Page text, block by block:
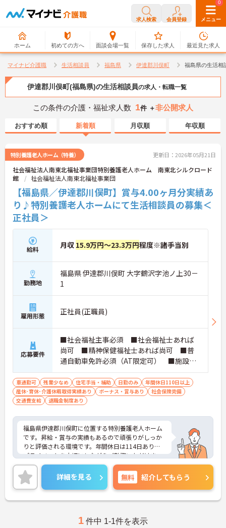
求人検索 会員登録 メニュー
ホーム 初めての方へ 面談会場一覧
0
保存した求人
0
最近見た求人
マイナビ介護職 生活相談員 福島県 伊達郡川俣町 福島県の生活相
伊達郡川俣町(福島県)の生活相談員の求人・転職一覧
この条件の介護・福祉求人数 1件 ＋非公開求人
おすすめ順 新着順 月収順 年収順
特別養護老人ホーム（特養） 更新日：2026年05月21日
社会福祉法人南東北福祉事業団特別養護老人ホーム 南東北シルクロード
館
社会福祉法人南東北福祉事業団
【福島県／伊達郡川俣町】賞与4.00ヶ月分実績あ
り♪特別養護老人ホームにて生活相談員の募集＜
正社員＞
給料 月収 15.9万円～23.3万円程度※諸手当別
勤務地
福島県 伊達郡川俣町 大字鶴沢字池ノ上30－
1
雇用形態 正社員(正職員)
応募要件
■社会福祉主事必須 ■社会福祉士あれば
尚可 ■精神保健福祉士あれば尚可 ■普
通自動車免許必須（AT限定可） ■施設等
経験あれば尚可
車通勤可 残業少なめ 住宅手当・補助 日勤のみ
年間休日110日以上
産休･育休･介護休暇取得実績あり
ボーナス・賞与あり
社会保険完備
交通費支給
退職金制度あり
福島県伊達郡川俣町に位置する特別養護老人ホーム
です。昇給・賞与の実績もあるので頑張りがしっか
りと評価される環境です。年間休日は114日あり、
プライベートを大切にしながらご勤務いただけま
す。ご興味をお持ちの方はお気軽にお問い合わせく
ださい。
詳細を見る 無料 紹介してもらう
1 件中 1-1件を表示